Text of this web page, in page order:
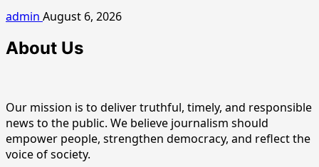
admin August 6, 2026
About Us
Our mission is to deliver truthful, timely, and responsible
news to the public. We believe journalism should
empower people, strengthen democracy, and reflect the
voice of society.